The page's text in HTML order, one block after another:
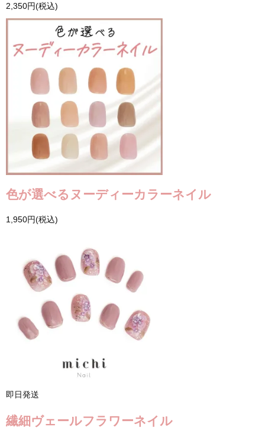
2,350円(税込)
色が選べるヌーディーカラーネイル
1,950円(税込)
即日発送
繊細ヴェールフラワーネイル